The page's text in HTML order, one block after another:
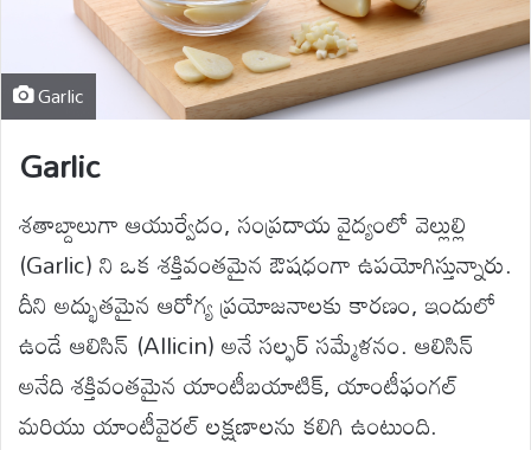
Garlic
Garlic
శతాబ్దాలుగా ఆయుర్వేదం, సంప్రదాయ వైద్యంలో వెల్లుల్లి
(Garlic) ని ఒక శక్తివంతమైన ఔషధంగా ఉపయోగిస్తున్నారు.
దీని అద్భుతమైన ఆరోగ్య ప్రయోజనాలకు కారణం, ఇందులో
ఉండే ఆలిసిన్ (Allicin) అనే సల్ఫర్ సమ్మేళనం. ఆలిసిన్
అనేది శక్తివంతమైన యాంటీబయాటిక్, యాంటీఫంగల్
మరియు యాంటీవైరల్ లక్షణాలను కలిగి ఉంటుంది.